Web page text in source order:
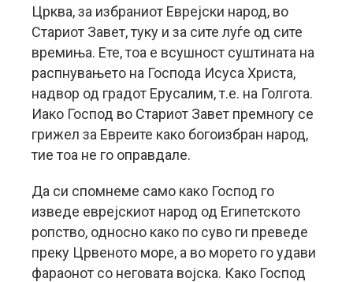
Црква, за избраниот Еврејски народ, во
Стариот Завет, туку и за сите луѓе од сите
времиња. Ете, тоа е всушност суштината на
распнувањето на Господа Исуса Христа,
надвор од градот Ерусалим, т.е. на Голгота.
Иако Господ во Стариот Завет премногу се
грижел за Евреите како богоизбран народ,
тие тоа не го оправдале.
Да си спомнеме само како Господ го
изведе еврејскиот народ од Египетското
ропство, односно како по суво ги преведе
преку Црвеното море, а во морето го удави
фараонот со неговата војска. Како Господ